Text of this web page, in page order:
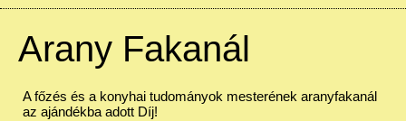
Arany Fakanál
A főzés és a konyhai tudományok mesterének aranyfakanál
az ajándékba adott Díj!